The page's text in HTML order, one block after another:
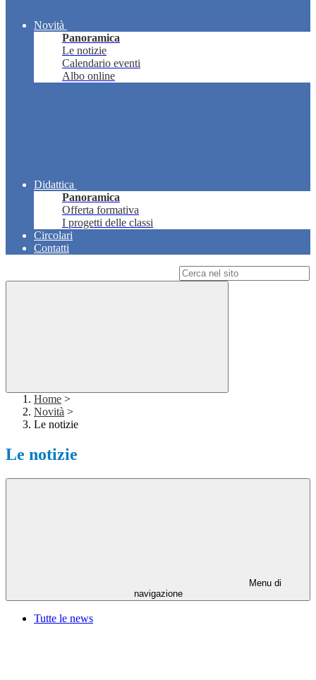
Novità
Panoramica
Le notizie
Calendario eventi
Albo online
Didattica
Panoramica
Offerta formativa
I progetti delle classi
Circolari
Contatti
Home >
Novità >
Le notizie
Le notizie
Menu di
navigazione
Tutte le news